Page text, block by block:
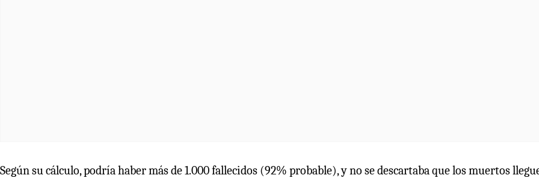
Según su cálculo, podría haber más de 1.000 fallecidos (92% probable), y no se descartaba que los muertos